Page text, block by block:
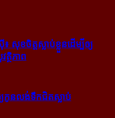
សុខចិត្ត​ស្លាប់​ខ្លួន​ដើម្បី​ឲ្យ​
ថិភាព
កូន​លង់​ទឹក​ជិត​ស្លាប់